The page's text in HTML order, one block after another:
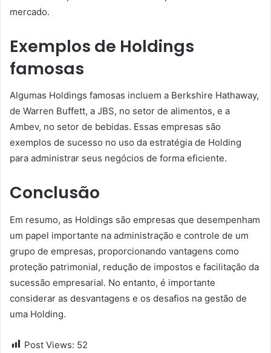
mercado.
Exemplos de Holdings
famosas
Algumas Holdings famosas incluem a Berkshire Hathaway,
de Warren Buffett, a JBS, no setor de alimentos, e a
Ambev, no setor de bebidas. Essas empresas são
exemplos de sucesso no uso da estratégia de Holding
para administrar seus negócios de forma eficiente.
Conclusão
Em resumo, as Holdings são empresas que desempenham
um papel importante na administração e controle de um
grupo de empresas, proporcionando vantagens como
proteção patrimonial, redução de impostos e facilitação da
sucessão empresarial. No entanto, é importante
considerar as desvantagens e os desafios na gestão de
uma Holding.
Post Views: 52